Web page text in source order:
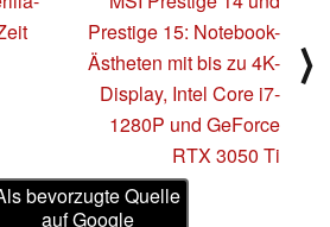
Prestige 15: Notebook-
Ästheten mit bis zu 4K-
Display, Intel Core i7-
1280P und GeForce
RTX 3050 Ti
⟩
bevorzugte Quelle
auf Google